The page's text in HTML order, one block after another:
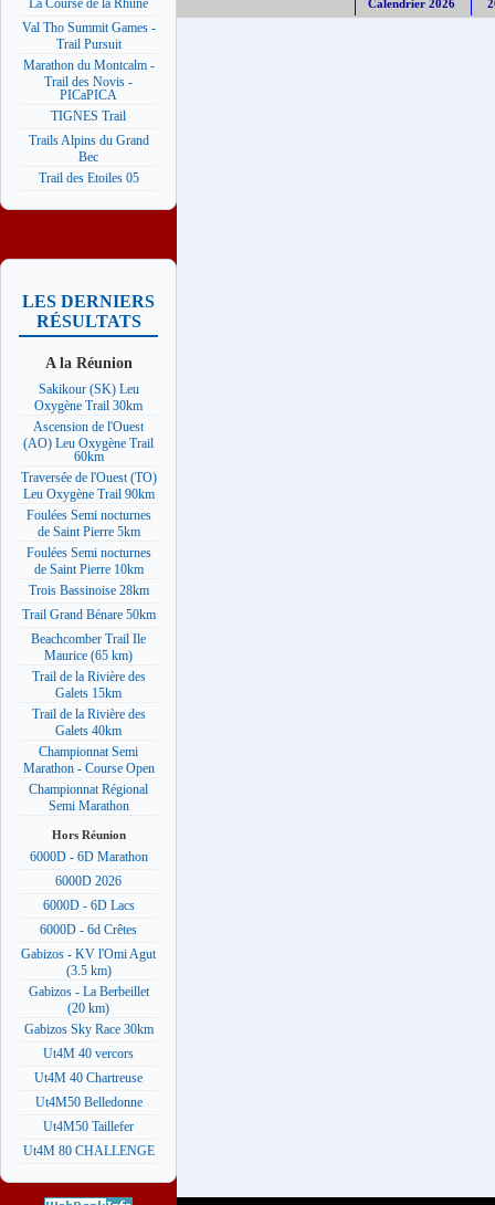
La Course de la Rhune
Val Tho Summit Games -
Trail Pursuit
Marathon du Montcalm -
Trail des Novis -
PICaPICA
TIGNES Trail
Trails Alpins du Grand
Bec
Trail des Etoiles 05
LES DERNIERS
RÉSULTATS
A la Réunion
Sakikour (SK) Leu
Oxygène Trail 30km
Ascension de l'Ouest
(AO) Leu Oxygène Trail
60km
Traversée de l'Ouest (TO)
Leu Oxygène Trail 90km
Foulées Semi nocturnes
de Saint Pierre 5km
Foulées Semi nocturnes
de Saint Pierre 10km
Trois Bassinoise 28km
Trail Grand Bénare 50km
Beachcomber Trail Ile
Maurice (65 km)
Trail de la Rivière des
Galets 15km
Trail de la Rivière des
Galets 40km
Championnat Semi
Marathon - Course Open
Championnat Régional
Semi Marathon
Hors Réunion
6000D - 6D Marathon
6000D 2026
6000D - 6D Lacs
6000D - 6d Crêtes
Gabizos - KV l'Omi Agut
(3.5 km)
Gabizos - La Berbeillet
(20 km)
Gabizos Sky Race 30km
Ut4M 40 vercors
Ut4M 40 Chartreuse
Ut4M50 Belledonne
Ut4M50 Taillefer
Ut4M 80 CHALLENGE
Calendrier 2026